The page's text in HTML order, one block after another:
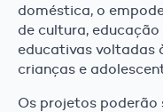
doméstica, o
de cultura,
educativas voltadas
crianças e
Os projetos